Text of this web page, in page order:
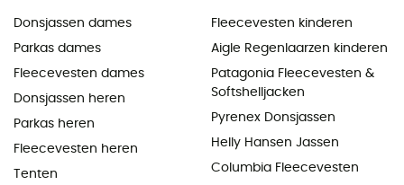
Donsjassen dames
Parkas dames
Fleecevesten dames
Donsjassen heren
Parkas heren
Fleecevesten heren
Tenten
Fleecevesten kinderen
Aigle Regenlaarzen kinderen
Patagonia Fleecevesten &
Softshelljacken
Pyrenex Donsjassen
Helly Hansen Jassen
Columbia Fleecevesten